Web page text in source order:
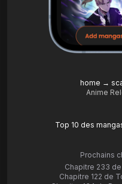
home →
Anime
Top 10 des
Prochains
Chapitre 233
Chapitre 122 de